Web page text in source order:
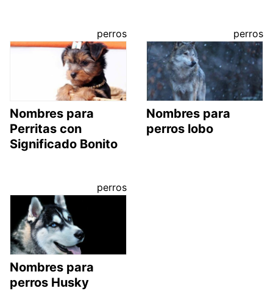
perros
Nombres para
Perritas con
Significado Bonito
perros
Nombres para
perros lobo
perros
Nombres para
perros Husky